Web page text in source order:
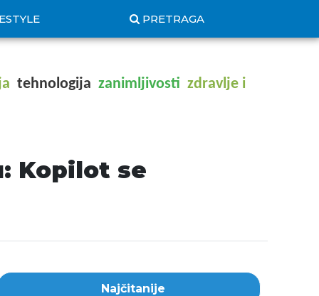
PRETRAGA
tehnologija zanimljivosti zdravlje i
Kopilot se
Najčitanije